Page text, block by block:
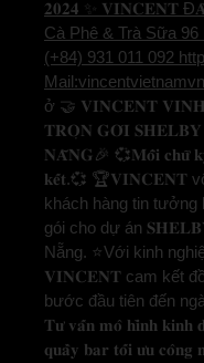
𝟐𝟎𝟐𝟒 ✨ 𝐕𝐈𝐍𝐂𝐄𝐍𝐓
Cà Phê & Trà Sữa
(+84) 931 011 092
ở 🤝 𝐕𝐈𝐍𝐂𝐄𝐍𝐓
𝐓𝐑𝐎̣𝐍 𝐆𝐎́𝐈
𝐍𝐀̆̃𝐍𝐆🎉 💞𝐌𝐨̂̃𝐢 𝐜𝐡𝐮̛̃
𝐤𝐞̂́𝐭.💞 🏆𝐕𝐈𝐍𝐂𝐄𝐍𝐓
khách hàng tin
gói cho dự án
Nẵng. ⭐️Với kinh
𝐕𝐈𝐍𝐂𝐄𝐍𝐓 cam kết
bước đầu tiên đến
𝐓𝐮̛ 𝐯𝐚̂́𝐧 𝐦𝐨̂ 𝐡𝐢̀𝐧𝐡 𝐤𝐢𝐧𝐡
𝐪𝐮𝐚̂̀𝐲 𝐛𝐚𝐫 𝐭𝐨̂́𝐢 𝐮̛𝐮 𝐜𝐨̂𝐧𝐠